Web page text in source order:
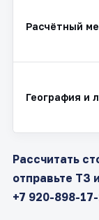
Расчётный
География и
Рассчитать
отправьте ТЗ
+7 920-898-